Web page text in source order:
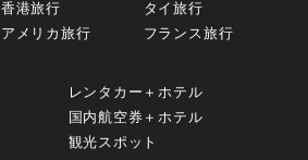
香港旅行
タイ旅行
アメリカ旅行 フランス旅行
レンタカー＋ホテル
国内航空券＋ホテル
観光スポット